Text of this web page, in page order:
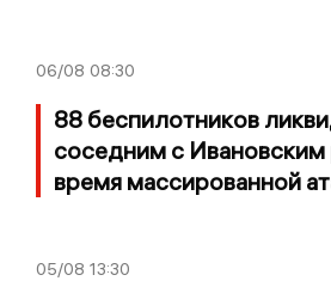
06/08 08:30
88 беспилотников
соседним с Ивановским
время массированной
05/08 13:30